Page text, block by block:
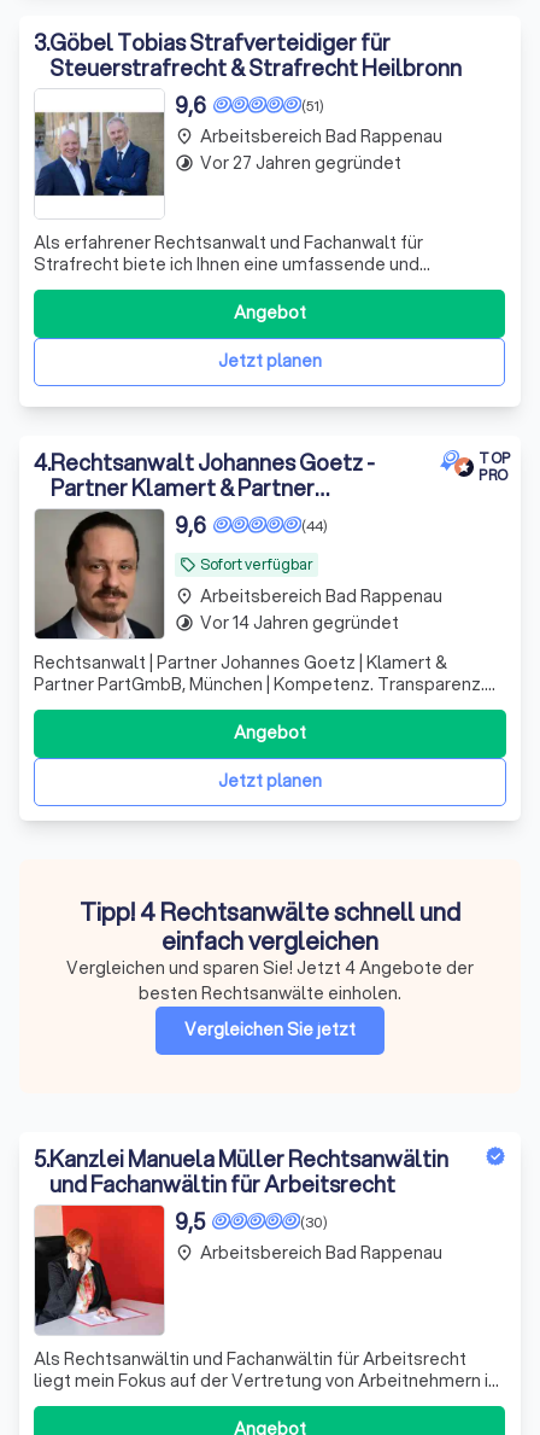
3.Göbel Tobias Strafverteidiger für
Steuerstrafrecht & Strafrecht Heilbronn
(51)
9,6
Als erfahrener Rechtsanwalt und Fachanwalt für
Strafrecht biete ich Ihnen eine umfassende und
kompetente Rechtsberatung. Mein Name ist Tobias
Göbel und ich habe mich auf die Bereiche Strafrecht,
Wirtschaftsstrafrecht und Steuerstrafrecht spezialisiert.
In schwierigen Situationen stehe ich Ihnen mit
Jetzt planen
Angebot
place Arbeitsbereich Bad Rappenau
timelapse Vor 27 Jahren gegründet
4.Rechtsanwalt Johannes Goetz -
Partner Klamert & Partner
PartGmbB
TOP
PRO
local_offer Sofort verfügbar
(44)
9,6
Rechtsanwalt | Partner Johannes Goetz | Klamert &
Partner PartGmbB, München | Kompetenz. Transparenz.
Vertrauen.
Jetzt planen
Angebot
place Arbeitsbereich Bad Rappenau
timelapse Vor 14 Jahren gegründet
Tipp! 4 Rechtsanwälte schnell und
einfach vergleichen
Vergleichen und sparen Sie! Jetzt 4 Angebote der
besten Rechtsanwälte einholen.
Vergleichen Sie jetzt
5.Kanzlei Manuela Müller Rechtsanwältin
und Fachanwältin für Arbeitsrecht
(30)
9,5
Als Rechtsanwältin und Fachanwältin für Arbeitsrecht
liegt mein Fokus auf der Vertretung von Arbeitnehmern in
allen Bereichen des Arbeitsrechts. Meine Tätigkeit
umfasst sowohl die beratende, außergerichtliche als auch
Angebot
place Arbeitsbereich Bad Rappenau